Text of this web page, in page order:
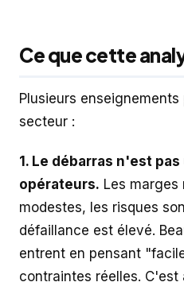
Ce que cette
Plusieurs
secteur :
1. Le débarras n'est
opérateurs. Les
modestes, les risques
défaillance est élevé.
entrent en pensant
contraintes réelles. C'est